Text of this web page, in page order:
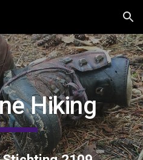
Skip to navigation
Hiking